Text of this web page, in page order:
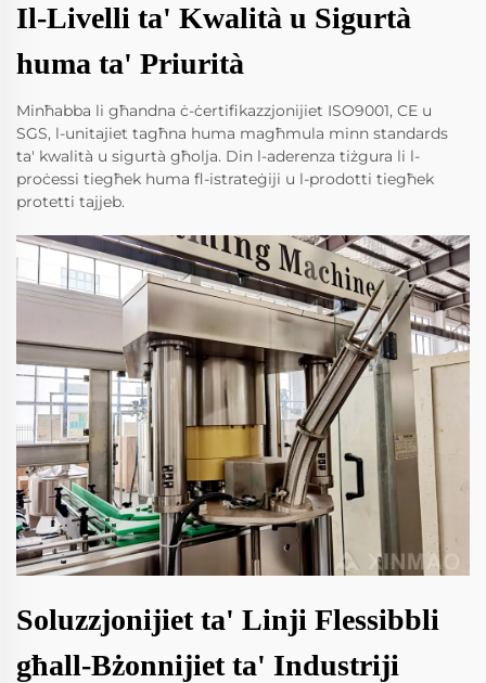
Il-Livelli ta' Kwalità u Sigurtà
huma ta' Priurità
Minħabba li għandna ċ-ċertifikazzjonijiet ISO9001, CE u
SGS, l-unitajiet tagħna huma magħmula minn standards
ta' kwalità u sigurtà għolja. Din l-aderenza tiżgura li l-
proċessi tiegħek huma fl-istrateġiji u l-prodotti tiegħek
protetti tajjeb.
Soluzzjonijiet ta' Linji Flessibbli
għall-Bżonnijiet ta' Industriji